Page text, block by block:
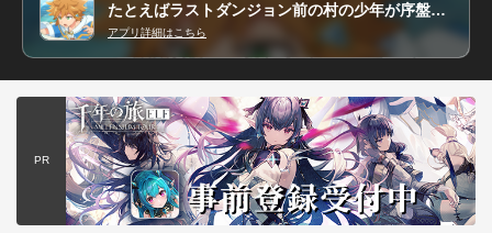
たとえばラストダンジョン前の村の少年が序盤の街で暮らすような物語 ～ドタバタ英雄譚～
アプリ詳細はこちら
PR